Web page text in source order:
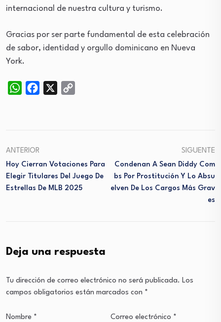
internacional de nuestra cultura y turismo.
Gracias por ser parte fundamental de esta celebración
de sabor, identidad y orgullo dominicano en Nueva
York.
WhatsAppFacebook
ANTERIOR
Hoy Cierran Votaciones Para
Elegir Titulares Del Juego De
Estrellas De MLB 2025
SIGUENTE
Condenan A Sean Diddy Com
Bs Por Prostitución Y Lo Absu
Elven De Los Cargos Más Grav
Es
Deja una respuesta
Tu dirección de correo electrónico no será publicada. Los
campos obligatorios están marcados con *
Nombre * Correo electrónico *